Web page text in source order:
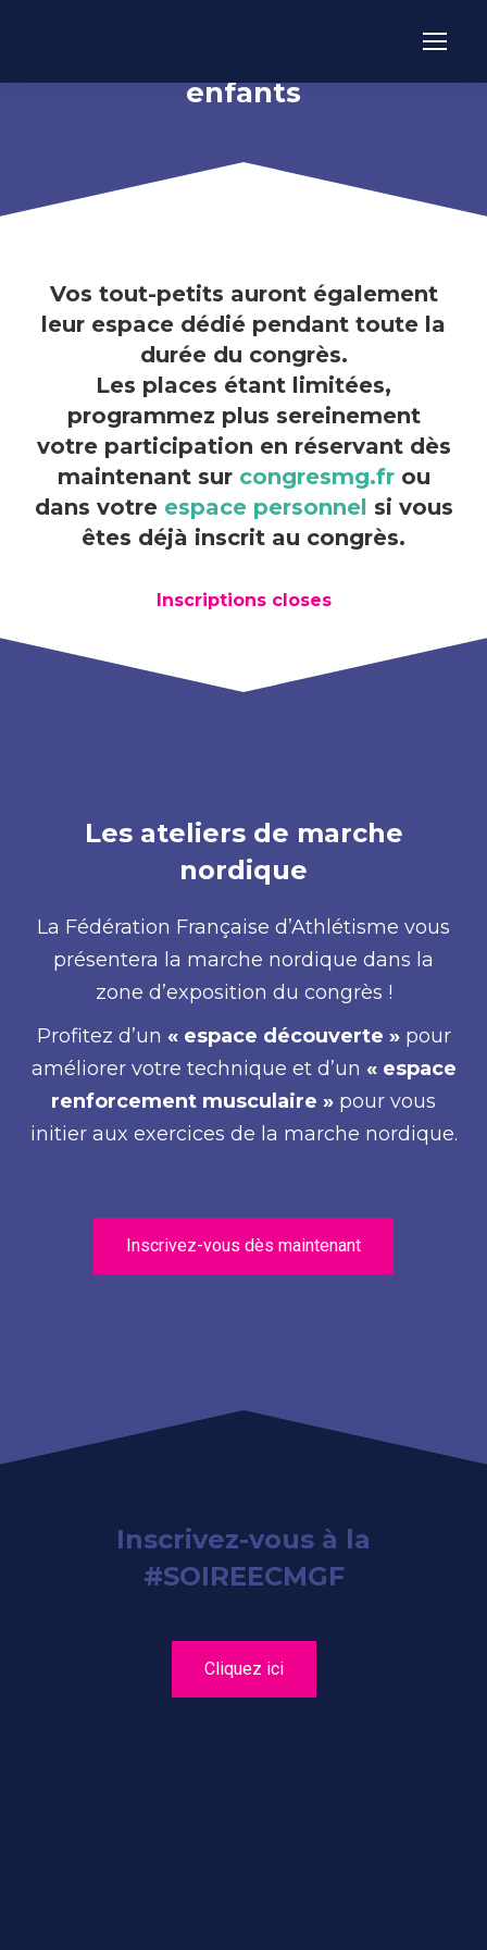
Le congrès accueille vos
enfants
Vos tout-petits auront également
leur espace dédié pendant toute la
durée du congrès.
Les places étant limitées,
programmez plus sereinement
votre participation en réservant dès
maintenant sur congresmg.frou
dans votre espace personnel si vous
êtes déjà inscrit au congrès.
Inscriptions closes
Les ateliers de marche
nordique
La Fédération Française d’Athlétisme vous
présentera la marche nordique dans la
zone d’exposition du congrès !
Profitez d’un « espace découverte »pour
améliorer votre technique et d’un « espace
renforcement musculaire » pour vous
initier aux exercices de la marche nordique.
Inscrivez-vous dès maintenant
Inscrivez-vous à la
#SOIREECMGF
Cliquez ici